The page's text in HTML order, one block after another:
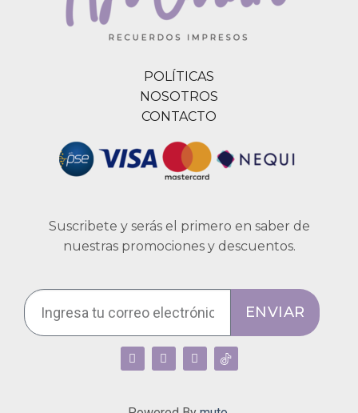
POLÍTICAS
NOSOTROS
CONTACTO
Suscribete y serás el primero en saber de
nuestras promociones y descuentos.
ENVIAR